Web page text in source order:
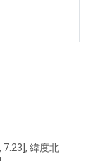
7.23], 緯度北